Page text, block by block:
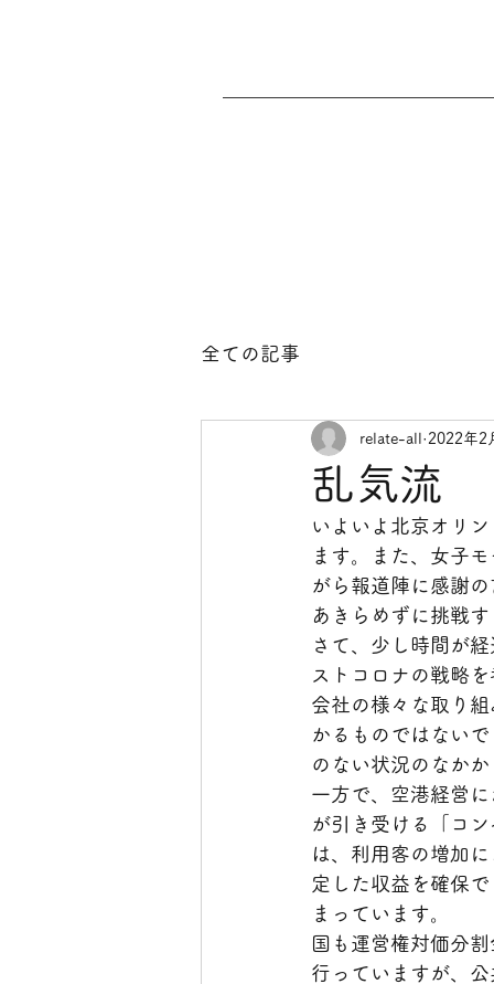
全ての記事
乱気流
relate-all 2022年2
いよいよ北京オリ
ます。また、女子
がら報道陣に感謝
あきらめずに挑戦
さて、少し時間が
ストコロナの戦略
会社の様々な取り
かるものではない
のない状況のなか
一方で、空港経営
が引き受ける「コ
は、利用客の増加
定した収益を確保
まっています。
国も運営権対価分
行っていますが、